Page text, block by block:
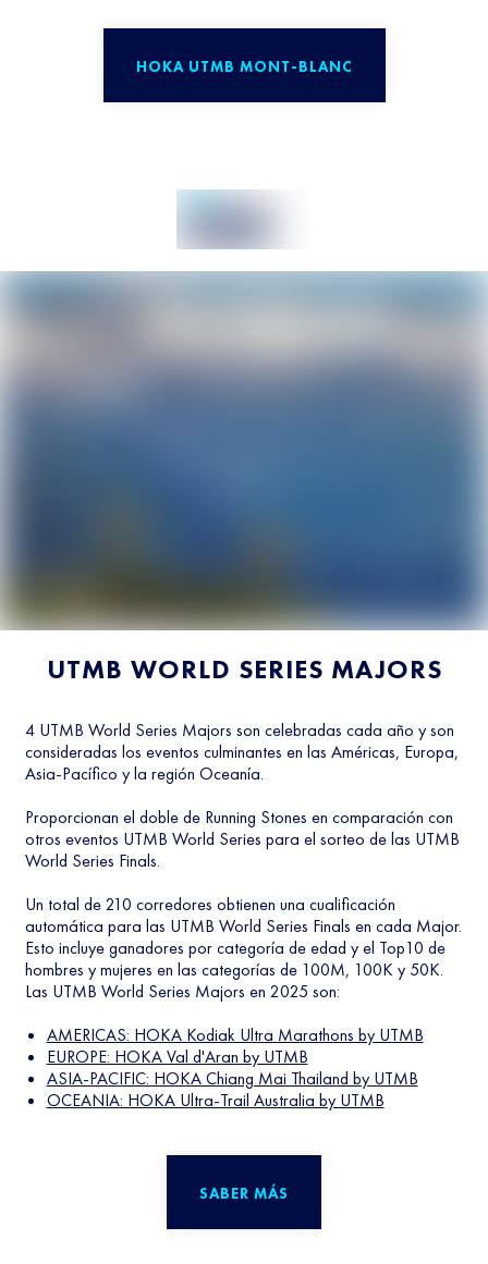
HOKA UTMB MONT-BLANC
UTMB WORLD SERIES MAJORS
4 UTMB World Series Majors son celebradas cada año y son
consideradas los eventos culminantes en las Américas, Europa,
Asia-Pacífico y la región Oceanía.
Proporcionan el doble de Running Stones en comparación con
otros eventos UTMB World Series para el sorteo de las UTMB
World Series Finals.
Un total de 210 corredores obtienen una cualificación
automática para las UTMB World Series Finals en cada Major.
Esto incluye ganadores por categoría de edad y el Top10 de
hombres y mujeres en las categorías de 100M, 100K y 50K.
Las UTMB World Series Majors en 2025 son:
AMERICAS: HOKA Kodiak Ultra Marathons by UTMB
EUROPE: HOKA Val d'Aran by UTMB
ASIA-PACIFIC: HOKA Chiang Mai Thailand by UTMB
OCEANIA: HOKA Ultra-Trail Australia by UTMB
SABER MÁS